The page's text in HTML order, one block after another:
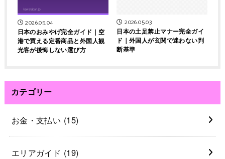
2026.05.04
日本のおみやげ完全ガイド｜空
港で買える定番商品と外国人観
光客が後悔しない選び方
2026.05.03
日本の土足禁止マナー完全ガイ
ド｜外国人が玄関で迷わない判
断基準
カテゴリー
お金・支払い (15)
エリアガイド (19)